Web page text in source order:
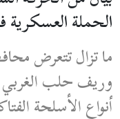
الحملة
ما تزال تتعرض
وريف حلب
أنواع الأسلحة